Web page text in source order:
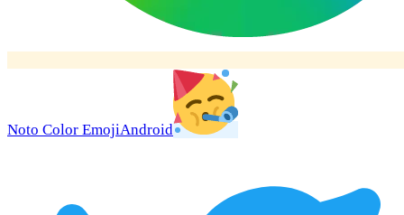
Noto Color EmojiAndroid